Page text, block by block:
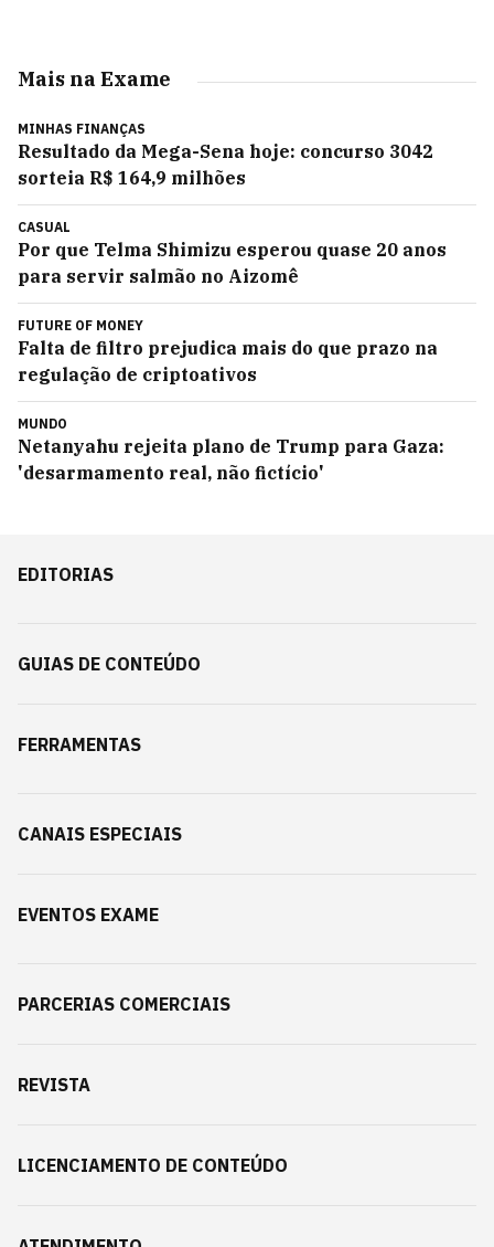
Mais na Exame
MINHAS FINANÇAS
Resultado da Mega-Sena hoje: concurso 3042
sorteia R$ 164,9 milhões
CASUAL
Por que Telma Shimizu esperou quase 20 anos
para servir salmão no Aizomê
FUTURE OF MONEY
Falta de filtro prejudica mais do que prazo na
regulação de criptoativos
MUNDO
Netanyahu rejeita plano de Trump para Gaza:
'desarmamento real, não fictício'
EDITORIAS
GUIAS DE CONTEÚDO
FERRAMENTAS
CANAIS ESPECIAIS
EVENTOS EXAME
PARCERIAS COMERCIAIS
REVISTA
LICENCIAMENTO DE CONTEÚDO